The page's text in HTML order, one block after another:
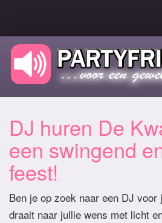
DJ huren De
een swingend
feest!
Ben je op zoek naar een DJ
draait naar jullie wens met licht